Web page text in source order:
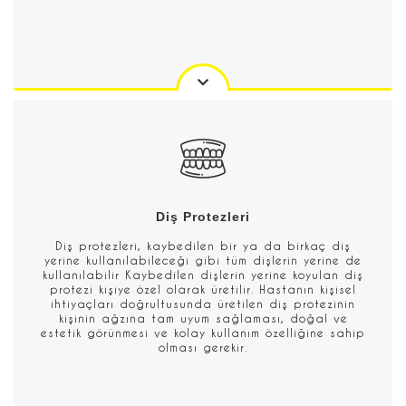
Diş Protezleri
Diş protezleri, kaybedilen bir ya da birkaç diş
yerine kullanılabileceği gibi tüm dişlerin yerine de
kullanılabilir Kaybedilen dişlerin yerine koyulan diş
protezi kişiye özel olarak üretilir. Hastanın kişisel
ihtiyaçları doğrultusunda üretilen diş protezinin
kişinin ağzına tam uyum sağlaması, doğal ve
estetik görünmesi ve kolay kullanım özelliğine sahip
olması gerekir.